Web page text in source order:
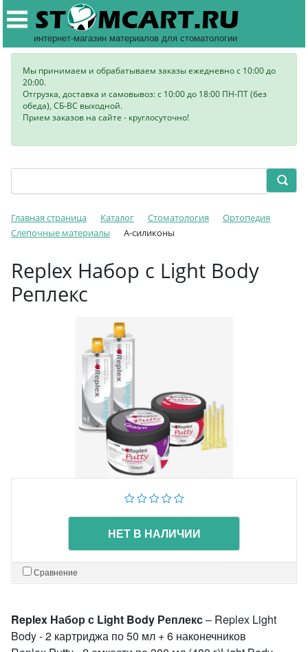
интернет-магазин материалов для стоматологии
Мы принимаем и обрабатываем заказы ежедневно с 10:00 до
20:00.
Отгрузка, доставка и самовывоз: с 10:00 до 18:00 ПН-ПТ (без
обеда), СБ-ВС выходной.
Прием заказов на сайте - круглосуточно!
Главная страница Каталог Стоматология
Ортопедия
Слепочные материалы
А-силиконы
Replex Набор с Light Body
Реплекс
НЕТ В НАЛИЧИИ
Сравнение
Replex Набор с Light Body Реплекс– Replex Light
Body - 2 картриджа по 50 мл + 6 наконечников